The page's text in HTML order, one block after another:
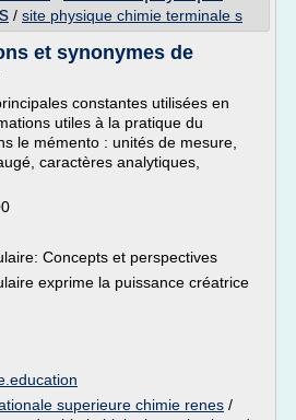
/ site physique chimie terminale s
et synonymes de
constantes utilisées en
utiles à la pratique du
le mémento : unités de mesure,
caractères analytiques,
Concepts et perspectives
exprime la puissance créatrice
superieure chimie renes /